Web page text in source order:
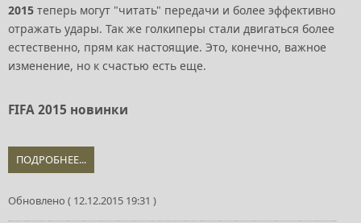
2015 теперь могут "читать" передачи и более эффективно
отражать удары. Так же голкиперы стали двигаться более
естественно, прям как настоящие. Это, конечно, важное
изменение, но к счастью есть еще.
FIFA 2015 новинки
ПОДРОБНЕЕ...
Обновлено ( 12.12.2015 19:31 )